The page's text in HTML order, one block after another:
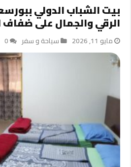
بيت الشباب الدولي
الرقي والجمال على ضفاف
مايو 11, 2026 سياحة و سفر 0